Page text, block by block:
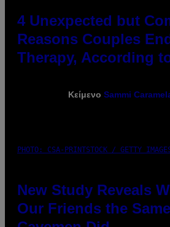
4 Unexpected but
Reasons Couples
Therapy, According
Κείμενο Sammi
PHOTO: CSA-PRINTSTOCK / GETTY
New Study Reveals
Our Friends the